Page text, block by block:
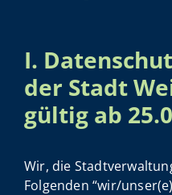
I.
der Stadt
gültig ab
Wir, die
Folgenden “wir/